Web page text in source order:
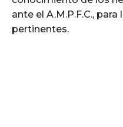
ante el A.M.P.F.C.,
pertinentes.